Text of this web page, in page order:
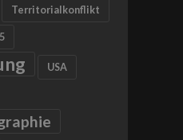
Territorialkonflikt
USA